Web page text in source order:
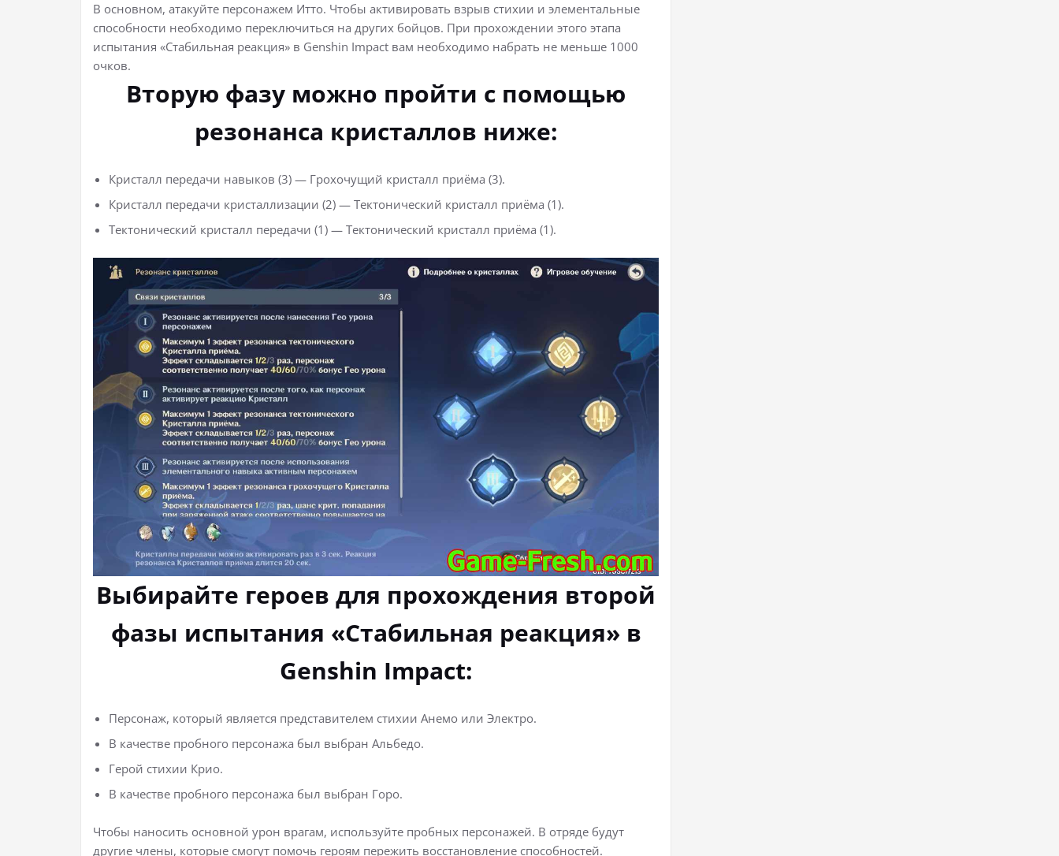
В основном, атакуйте персонажем Итто. Чтобы активировать взрыв стихии и элементальные
способности необходимо переключиться на других бойцов. При прохождении этого этапа
испытания «Стабильная реакция» в Genshin Impact вам необходимо набрать не меньше 1000
очков.
Вторую фазу можно пройти с помощью
резонанса кристаллов ниже:
Кристалл передачи навыков (3) — Грохочущий кристалл приёма (3).
Кристалл передачи кристаллизации (2) — Тектонический кристалл приёма (1).
Тектонический кристалл передачи (1) — Тектонический кристалл приёма (1).
Выбирайте героев для прохождения второй
фазы испытания «Стабильная реакция» в
Genshin Impact:
Персонаж, который является представителем стихии Анемо или Электро.
В качестве пробного персонажа был выбран Альбедо.
Герой стихии Крио.
В качестве пробного персонажа был выбран Горо.
Чтобы наносить основной урон врагам, используйте пробных персонажей. В отряде будут
другие члены, которые смогут помочь героям пережить восстановление способностей.